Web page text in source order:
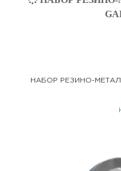
НАБОР РЕЗИНО-МЕТАЛ.